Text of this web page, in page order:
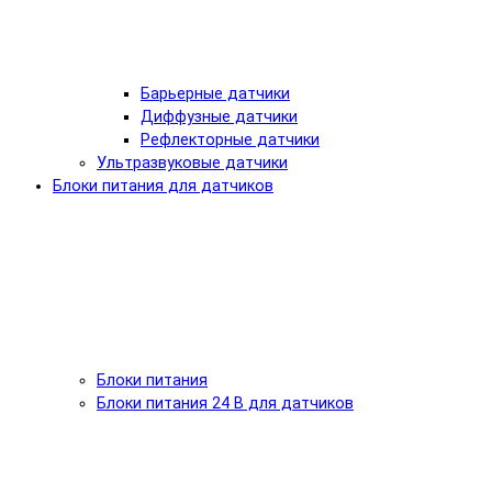
Барьерные датчики
Диффузные датчики
Рефлекторные датчики
Ультразвуковые датчики
Блоки питания для датчиков
Блоки питания
Блоки питания 24 В для датчиков